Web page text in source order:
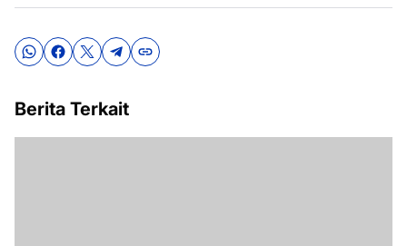
Berita Terkait